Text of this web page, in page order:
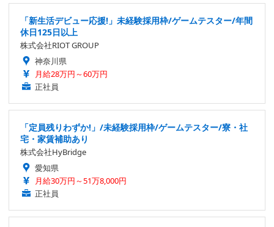
「新生活デビュー応援!」未経験採用枠/ゲームテスター/年間
休日125日以上
株式会社RIOT GROUP
神奈川県
月給28万円～60万円
正社員
「定員残りわずか!」/未経験採用枠/ゲームテスター/寮・社
宅・家賃補助あり
株式会社HyBridge
愛知県
月給30万円～51万8,000円
正社員